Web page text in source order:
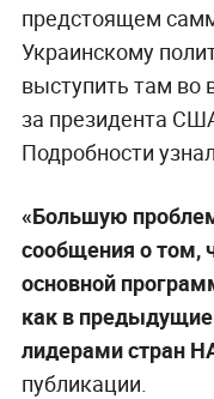
предстоящем
Украинскому
выступить там во
за президента
Подробности
«Большую
сообщения о том,
основной
как в
лидерами стран
публикации.